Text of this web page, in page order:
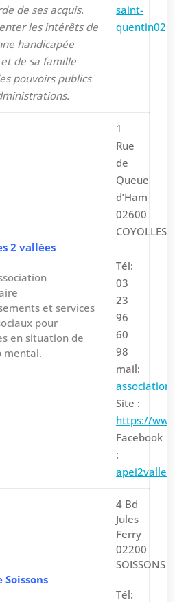
de ses acquis.
les intérêts de
handicapée
de sa famille
pouvoirs publics
saint-
2 vallées
et services
pour
en situation de
mental.
1
Rue
de
Queue
d’Ham
02600
COYOLLES
Tél:
03
23
96
60
98
mail:
Site :
https://
Facebook
:
Soissons
4 Bd
Jules
Ferry
02200
SOISSONS
Tél: